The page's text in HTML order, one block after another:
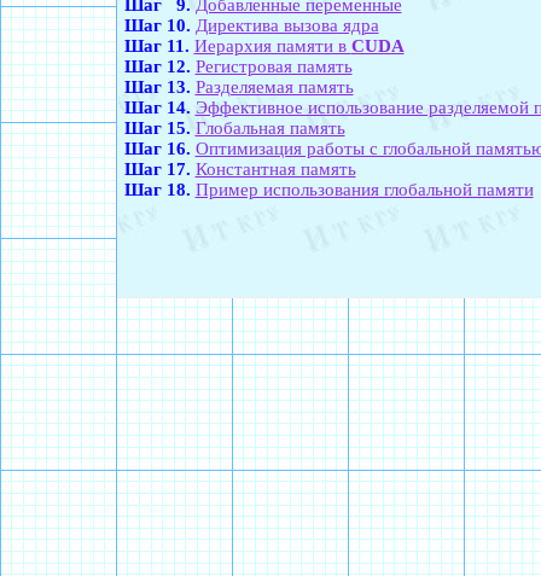
Шаг 9. Добавленные переменные
Шаг 10. Директива вызова ядра
Шаг 11. Иерархия памяти в CUDA
Шаг 12. Регистровая память
Шаг 13. Разделяемая память
Шаг 14. Эффективное использование разделяемой
Шаг 15. Глобальная память
Шаг 16. Оптимизация работы с глобальной
Шаг 17. Константная память
Шаг 18. Пример использования глобальной памяти